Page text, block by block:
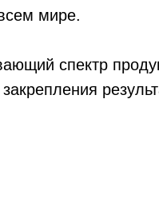
мире.
спектр